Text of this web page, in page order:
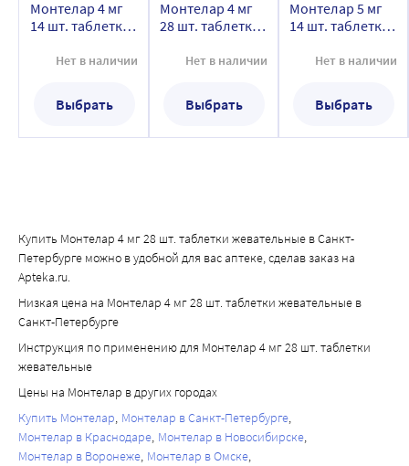
Монтелар 4 мг
14 шт. таблетки
Нет в наличии
Выбрать
Монтелар 4 мг
28 шт. таблетки
Нет в наличии
Выбрать
Монтелар 5 мг
14 шт. таблетки
Нет в наличии
Выбрать
Купить Монтелар 4 мг 28 шт. таблетки жевательные в Санкт-
Петербурге можно в удобной для вас аптеке, сделав заказ на
Apteka.ru.
Низкая цена на Монтелар 4 мг 28 шт. таблетки жевательные в
Санкт-Петербурге
Инструкция по применению для Монтелар 4 мг 28 шт. таблетки
жевательные
Цены на Монтелар в других городах
Купить Монтелар Монтелар в Санкт-Петербурге
Монтелар в Краснодаре Монтелар в Новосибирске
Монтелар в Воронеже Монтелар в Омске